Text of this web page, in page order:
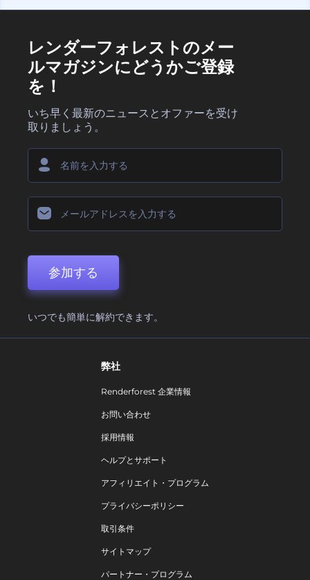
レンダーフォレストのメー
ルマガジンにどうかご登録
を！
いち早く最新のニュースとオファーを受け
取りましょう。
参加する
いつでも簡単に解約できます。
弊社
Renderforest 企業情報
お問い合わせ
採用情報
ヘルプとサポート
アフィリエイト・プログラム
プライバシーポリシー
取引条件
サイトマップ
パートナー・プログラム